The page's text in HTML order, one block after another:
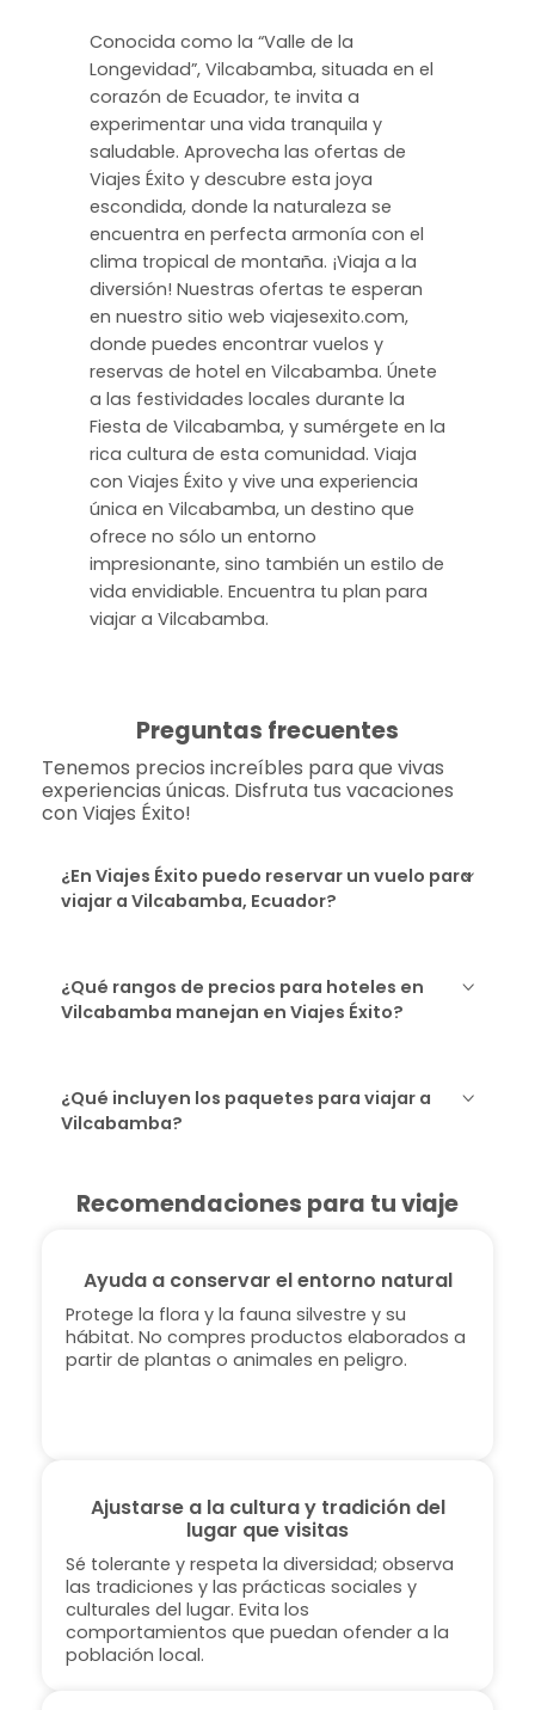
Conocida como la “Valle de la
Longevidad”, Vilcabamba, situada en el
corazón de Ecuador, te invita a
experimentar una vida tranquila y
saludable. Aprovecha las ofertas de
Viajes Éxito y descubre esta joya
escondida, donde la naturaleza se
encuentra en perfecta armonía con el
clima tropical de montaña. ¡Viaja a la
diversión! Nuestras ofertas te esperan
en nuestro sitio web viajesexito.com,
donde puedes encontrar vuelos y
reservas de hotel en Vilcabamba. Únete
a las festividades locales durante la
Fiesta de Vilcabamba, y sumérgete en la
rica cultura de esta comunidad. Viaja
con Viajes Éxito y vive una experiencia
única en Vilcabamba, un destino que
ofrece no sólo un entorno
impresionante, sino también un estilo de
vida envidiable. Encuentra tu plan para
viajar a Vilcabamba.
Preguntas frecuentes
Tenemos precios increíbles para que vivas
experiencias únicas. Disfruta tus vacaciones
con Viajes Éxito!
¿En Viajes Éxito puedo reservar un vuelo para
viajar a Vilcabamba, Ecuador?
¿Qué rangos de precios para hoteles en
Vilcabamba manejan en Viajes Éxito?
¿Qué incluyen los paquetes para viajar a
Vilcabamba?
Recomendaciones para tu viaje
Ayuda a conservar el entorno natural
Protege la flora y la fauna silvestre y su
hábitat. No compres productos elaborados a
partir de plantas o animales en peligro.
Ajustarse a la cultura y tradición del
lugar que visitas
Sé tolerante y respeta la diversidad; observa
las tradiciones y las prácticas sociales y
culturales del lugar. Evita los
comportamientos que puedan ofender a la
población local.